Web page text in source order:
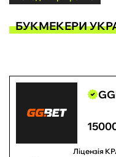
БУКМЕКЕРИ
Ліцензія